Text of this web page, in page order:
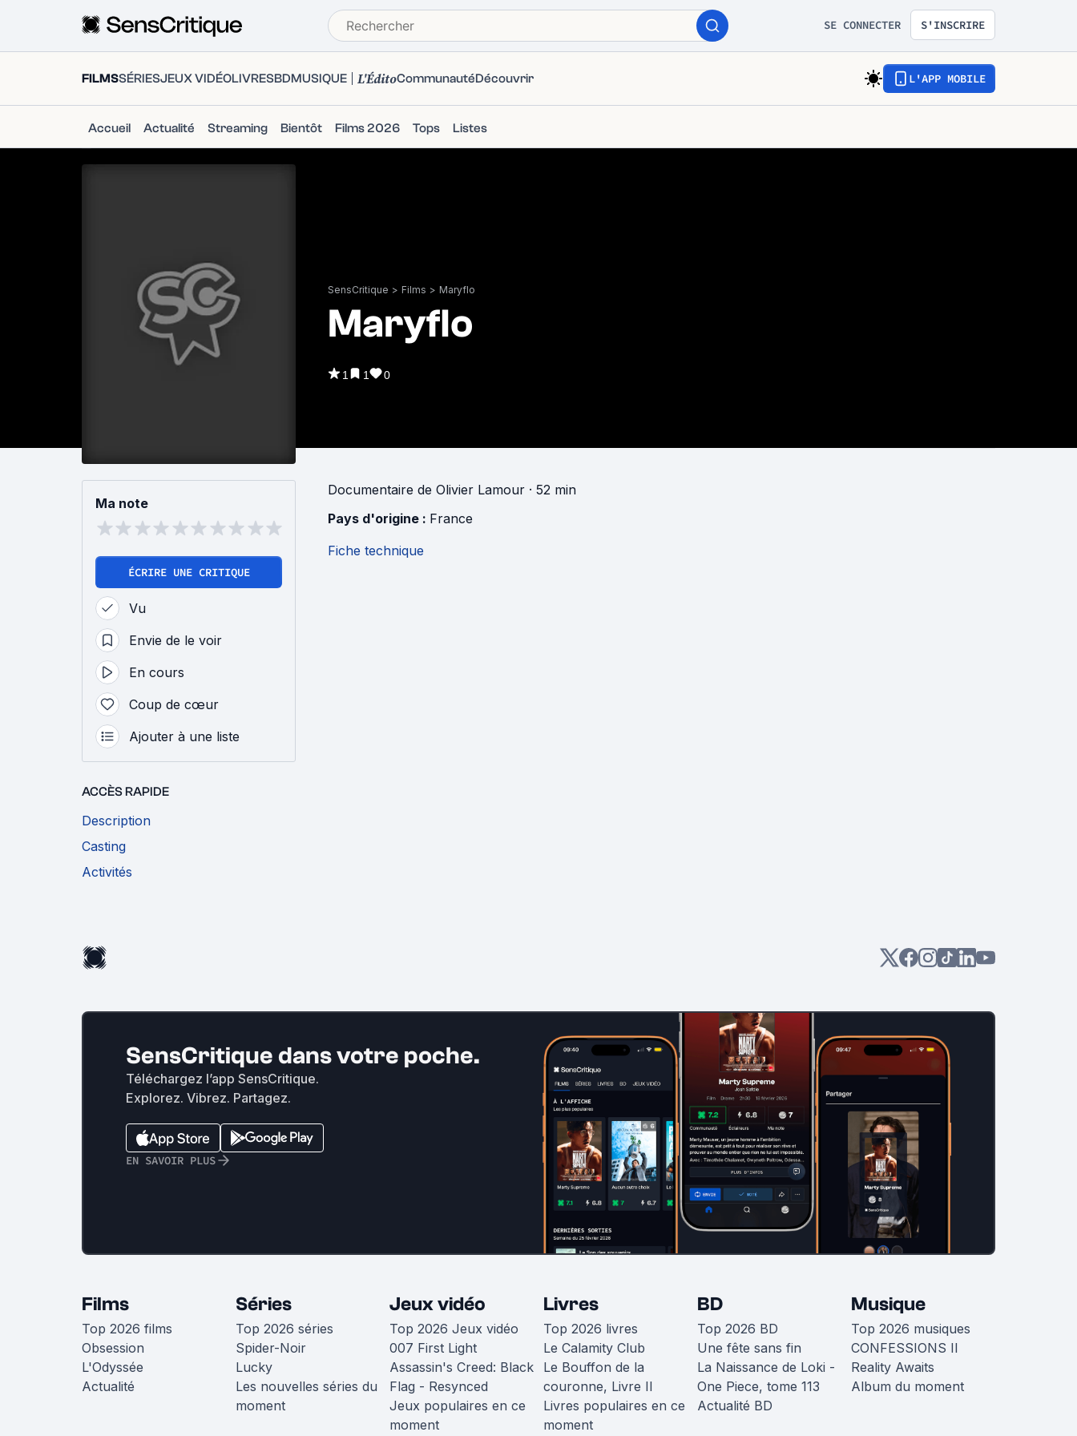
SE CONNECTER S'INSCRIRE
FILMSSÉRIESJEUX VIDÉOLIVRESBDMUSIQUE L'ÉditoCommunautéDécouvrir L'APP MOBILE
Accueil Actualité Streaming Bientôt Films 2026 Tops Listes
SensCritique > Films > Maryflo
Maryflo
1 1 0
Ma note
ÉCRIRE UNE CRITIQUE
Vu
Envie de le voir
En cours
Coup de cœur
Ajouter à une liste
ACCÈS RAPIDE
Description
Casting
Activités
Documentaire de Olivier Lamour · 52 min
Pays d'origine : France
Fiche technique
SensCritique dans votre poche.
Téléchargez l’app SensCritique.
Explorez. Vibrez. Partagez.
EN SAVOIR PLUS
Films
Top 2026 films
Obsession
L'Odyssée
Actualité
Séries
Top 2026 séries
Spider-Noir
Lucky
Les nouvelles séries du
moment
Jeux vidéo
Top 2026 Jeux vidéo
007 First Light
Assassin's Creed: Black
Flag - Resynced
Jeux populaires en ce
moment
Livres
Top 2026 livres
Le Calamity Club
Le Bouffon de la
couronne, Livre II
Livres populaires en ce
moment
BD
Top 2026 BD
Une fête sans fin
La Naissance de Loki -
One Piece, tome 113
Actualité BD
Musique
Top 2026 musiques
CONFESSIONS II
Reality Awaits
Album du moment